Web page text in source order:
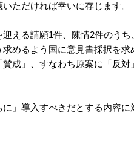
ただければ幸いに存じます。
える請願1件、陳情2件のうち
めるよう国に意見書採択を求
成」、すなわち原案に「反
」導入すべきだとする内容に